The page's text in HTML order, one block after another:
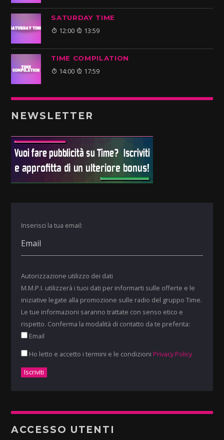
SATURDAY TIME
12:00 13:59
TIME COMPILATION
14:00 17:59
NEWSLETTER
Inserisci la tua email:
Autorizzazione utilizzo dei dati
M.M.P.I. utilizzerà i tuoi dati per informarti sulle offerte e le
iniziative legate alla promozione sulle radio del gruppo Time.
Le tue informazioni saranno trattate con senso etico e
rispetto. Conferma la modalità di contatto da te preferita:
Email
Ho letto e accetto i termini e le condizioni Privacy Policy
ACCESSO UTENTI